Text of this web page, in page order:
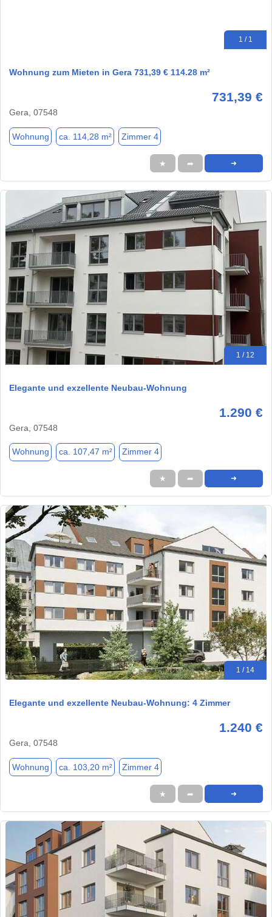
1 / 1
Wohnung zum Mieten in Gera 731,39 € 114.28 m²
731,39 €
Gera, 07548
Wohnung ca. 114,28 m² Zimmer 4
★ ➦ ➜
1 / 12
Elegante und exzellente Neubau-Wohnung
1.290 €
Gera, 07548
Wohnung ca. 107,47 m² Zimmer 4
★ ➦ ➜
1 / 14
Elegante und exzellente Neubau-Wohnung: 4 Zimmer
1.240 €
Gera, 07548
Wohnung ca. 103,20 m² Zimmer 4
★ ➦ ➜